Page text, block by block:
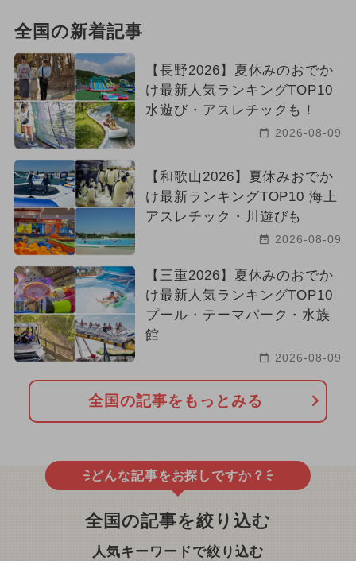
全国の新着記事
【長野2026】夏休みのおでか
け最新人気ランキングTOP10
水遊び・アスレチックも！
2026-08-09
【和歌山2026】夏休みおでか
け最新ランキングTOP10 海上
アスレチック・川遊びも
2026-08-09
【三重2026】夏休みのおでか
け最新人気ランキングTOP10
プール・テーマパーク・水族
館
2026-08-09
全国の記事をもっとみる
どんな記事をお探しですか？
全国の記事を絞り込む
人気キーワードで絞り込む